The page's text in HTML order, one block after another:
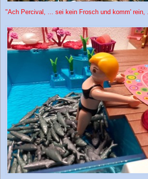
"Ach Percival, ... sei kein Frosch und komm' rein,